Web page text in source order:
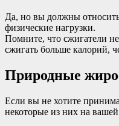
Да, но вы должны
физические нагрузки.
Помните, что сжигатели
сжигать больше калорий,
Природные
Если вы не хотите
некоторые из них на